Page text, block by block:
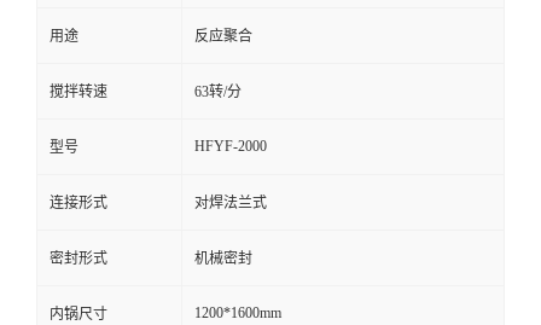
用途 反应聚合
搅拌转速 63转/分
型号 HFYF-2000
连接形式 对焊法兰式
密封形式 机械密封
内锅尺寸 1200*1600mm